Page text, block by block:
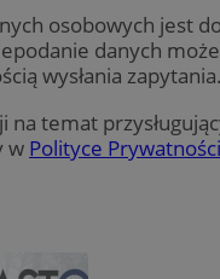
osobowych jest
danych
wysłania zapytania.
na temat
w Polityce